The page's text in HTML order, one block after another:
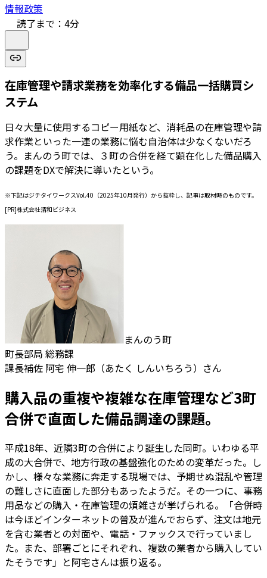
情報政策
読了まで： 4分
在庫管理や請求業務を効率化する備品一括購買シ
ステム
日々大量に使用するコピー用紙など、消耗品の在庫管理や請
求作業といった一連の業務に悩む自治体は少なくないだろ
う。まんのう町では、３町の合併を経て顕在化した備品購入
の課題をDXで解決に導いたという。
※下記はジチタイワークスVol.40（2025年10月発行）から抜粋し、記事は取材時のものです。
[PR]株式会社清和ビジネス
まんのう町
町長部局 総務課
課長補佐 阿宅 伸一郎（あたく しんいちろう）さん
購入品の重複や複雑な在庫管理など3町
合併で直面した備品調達の課題。
平成18年、近隣3町の合併により誕生した同町。いわゆる平
成の大合併で、地方行政の基盤強化のための変革だった。し
かし、様々な業務に奔走する現場では、予期せぬ混乱や管理
の難しさに直面した部分もあったようだ。その一つに、事務
用品などの購入・在庫管理の煩雑さが挙げられる。「合併時
は今ほどインターネットの普及が進んでおらず、注文は地元
を含む業者との対面や、電話・ファックスで行っていまし
た。また、部署ごとにそれぞれ、複数の業者から購入してい
たそうです」と阿宅さんは振り返る。